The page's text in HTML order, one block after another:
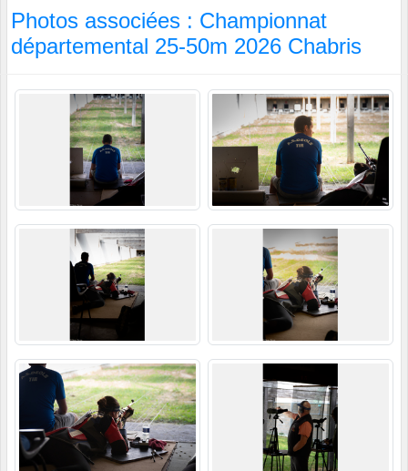
Photos associées : Championnat
départemental 25-50m 2026 Chabris